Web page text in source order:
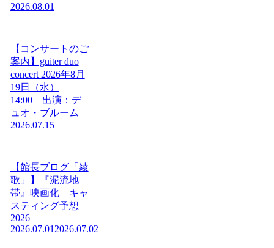
2026.08.01
【コンサートのご
案内】guiter duo
concert 2026年8月
19日（水）
14:00 出演：デ
ュオ・ブルーム
2026.07.15
【館長ブログ「綾
歌」】『泥流地
帯』映画化 キャ
スティング予想
2026
2026.07.01 2026.07.02